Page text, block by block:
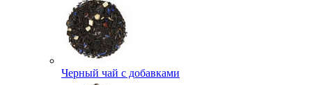
Черный чай с добавками